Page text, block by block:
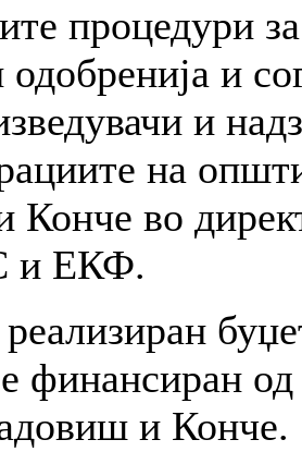
процедури
и
и
на
во
ЕКФ.
финансиран
и Конче.